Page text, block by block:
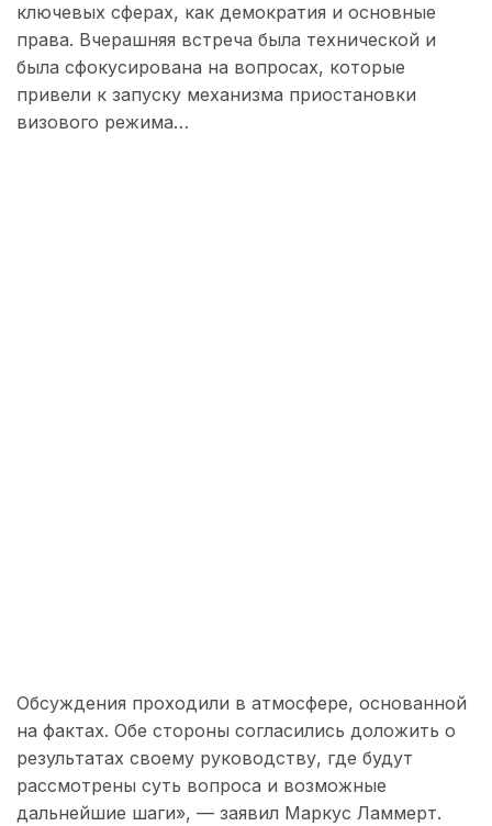
ключевых сферах, как демократия и основные
права. Вчерашняя встреча была технической и
была сфокусирована на вопросах, которые
привели к запуску механизма приостановки
визового режима…
Обсуждения проходили в атмосфере, основанной
на фактах. Обе стороны согласились доложить о
результатах своему руководству, где будут
рассмотрены суть вопроса и возможные
дальнейшие шаги», — заявил Маркус Ламмерт.